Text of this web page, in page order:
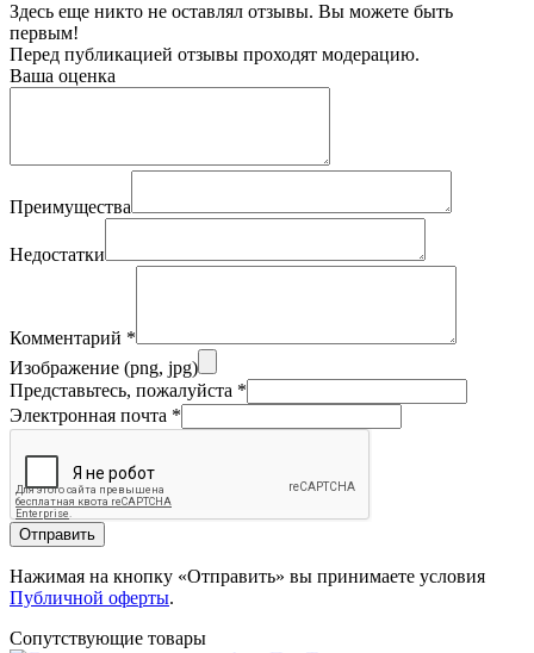
Здесь еще никто не оставлял отзывы. Вы можете быть
первым!
Перед публикацией отзывы проходят модерацию.
Ваша оценка
Преимущества
Недостатки
Комментарий *
Изображение (png, jpg)
Представьтесь, пожалуйста *
Электронная почта *
Отправить
Нажимая на кнопку «Отправить» вы принимаете условия
Публичной оферты.
Сопутствующие товары